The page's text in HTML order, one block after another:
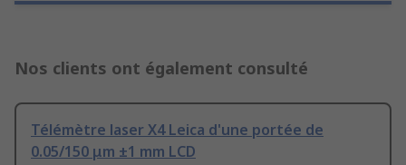
Nos clients ont également consulté
Télémètre laser X4 Leica d'une portée de
0.05/150 μm ±1 mm LCD